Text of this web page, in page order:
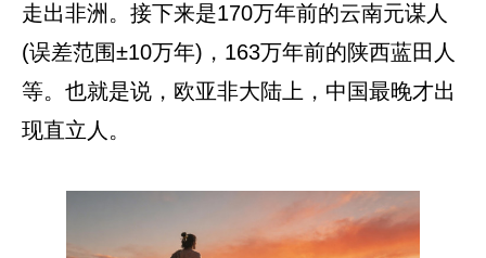
走出非洲。接下来是170万年前的云南元谋人
(误差范围±10万年)，163万年前的陕西蓝田人
等。也就是说，欧亚非大陆上，中国最晚才出
现直立人。